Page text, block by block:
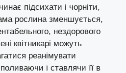
підсихати і чорніти,
рослина зменшується,
нездорового
квітникарі можуть
реанімувати
і ставлячи її в